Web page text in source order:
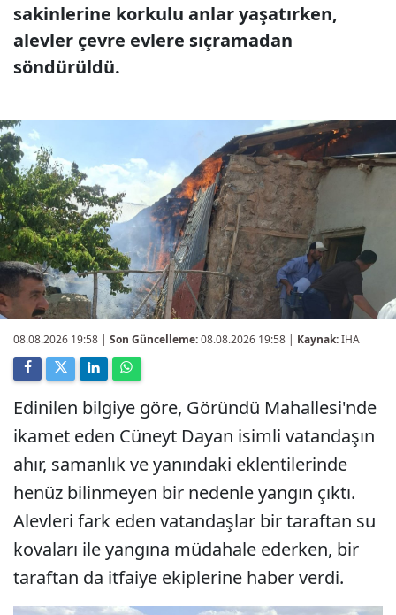
sakinlerine korkulu anlar yaşatırken,
alevler çevre evlere sıçramadan
söndürüldü.
08.08.2026 19:58 | Son Güncelleme:08.08.2026 19:58 | Kaynak:İHA
Edinilen bilgiye göre, Göründü Mahallesi'nde
ikamet eden Cüneyt Dayan isimli vatandaşın
ahır, samanlık ve yanındaki eklentilerinde
henüz bilinmeyen bir nedenle yangın çıktı.
Alevleri fark eden vatandaşlar bir taraftan su
kovaları ile yangına müdahale ederken, bir
taraftan da itfaiye ekiplerine haber verdi.